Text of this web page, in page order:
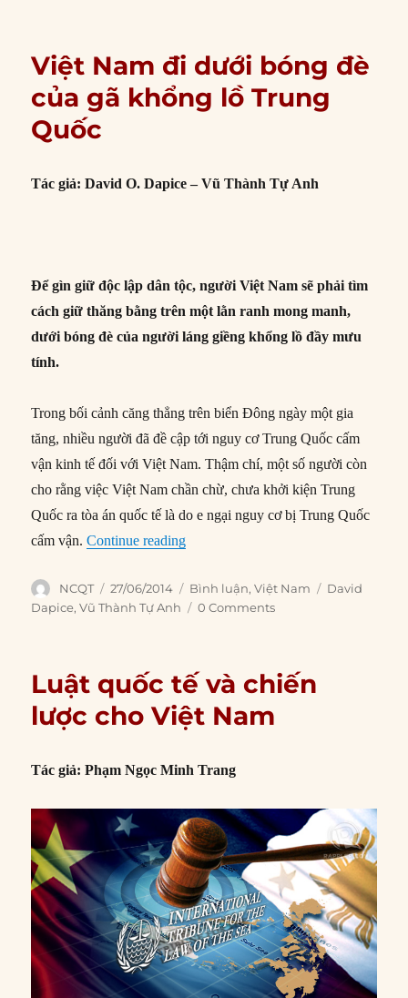
Việt Nam đi dưới bóng đè
của gã khổng lồ Trung
Quốc
Tác giả: David O. Dapice – Vũ Thành Tự Anh
Để gìn giữ độc lập dân tộc, người Việt Nam sẽ phải tìm
cách giữ thăng bằng trên một lằn ranh mong manh,
dưới bóng đè của người láng giềng khổng lồ đầy mưu
tính.
Trong bối cảnh căng thẳng trên biển Đông ngày một gia
tăng, nhiều người đã đề cập tới nguy cơ Trung Quốc cấm
vận kinh tế đối với Việt Nam. Thậm chí, một số người còn
cho rằng việc Việt Nam chần chừ, chưa khởi kiện Trung
Quốc ra tòa án quốc tế là do e ngại nguy cơ bị Trung Quốc
cấm vận.Continue reading“Việt Nam đi dưới bóng đè của gã
Author
NCQT
Posted
on
27/06/2014 Categories
Bình luận,Việt Nam Tags
David
Dapice,Vũ Thành Tự Anh 0 Comments
Luật quốc tế và chiến
lược cho Việt Nam
Tác giả: Phạm Ngọc Minh Trang